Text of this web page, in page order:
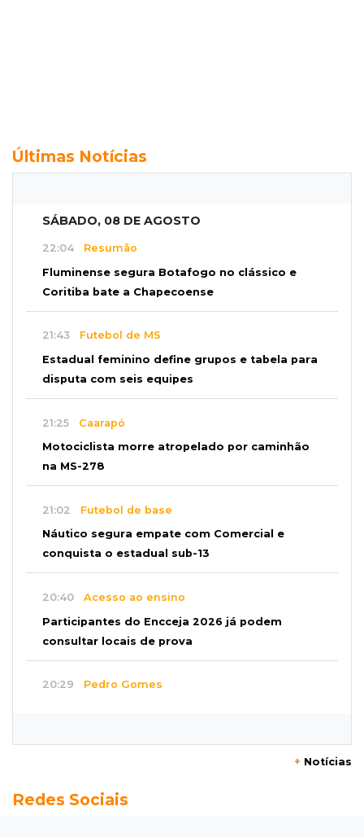
Últimas Notícias
SÁBADO, 08 DE AGOSTO
22:04 Resumão
Fluminense segura Botafogo no clássico e
Coritiba bate a Chapecoense
21:43 Futebol de MS
Estadual feminino define grupos e tabela para
disputa com seis equipes
21:25 Caarapó
Motociclista morre atropelado por caminhão
na MS-278
21:02 Futebol de base
Náutico segura empate com Comercial e
conquista o estadual sub-13
20:40 Acesso ao ensino
Participantes do Encceja 2026 já podem
consultar locais de prova
20:29 Pedro Gomes
Pantanal treina em Goiânia antes de jogo que
+ Notícias
Redes Sociais